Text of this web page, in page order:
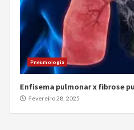
Pneumologia
Enfisema pulmonar x fibrose
Fevereiro 28, 2025